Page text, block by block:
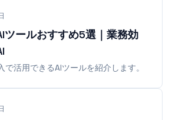
ツールおすすめ5選｜業務効
で活用できるAIツールを紹介します。